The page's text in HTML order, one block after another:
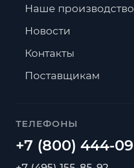
ТЕЛЕФОНЫ
Наше производство
Новости
Контакты
Поставщикам